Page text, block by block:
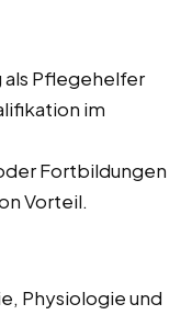
als Pflegehelfer
im
Fortbildungen
Vorteil.
Physiologie und